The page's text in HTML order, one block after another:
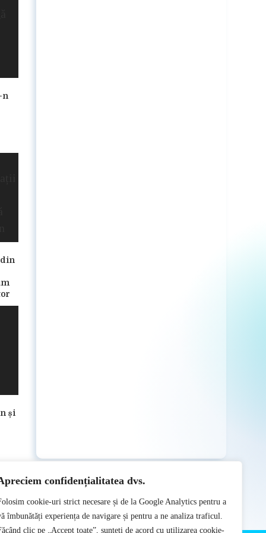
confidențialitatea dvs.
cookie-uri strict necesare și de la Google Analytics pentru a
îmbunătăți experiența de navigare și pentru a ne analiza traficul.
clic pe „Accept toate”, sunteți de acord cu utilizarea cookie-
n
din
și